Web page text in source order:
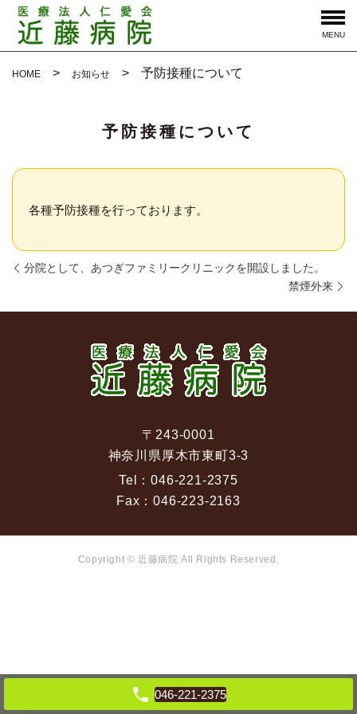
MENU
HOME お知らせ 予防接種について
予防接種について
各種予防接種を行っております。
分院として、あつぎファミリークリニックを開設しました。
禁煙外来
〒243-0001
神奈川県厚木市東町3-3
Tel：046-221-2375
Fax：046-223-2163
Copyright © 近藤病院 All Rights Reserved.